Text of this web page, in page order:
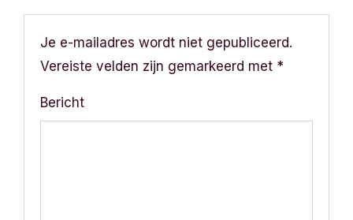
c
Je e-mailadres wordt niet gepubliceerd.
Vereiste velden zijn gemarkeerd met *
Bericht